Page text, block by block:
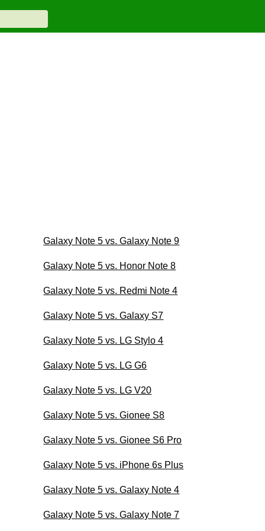
Galaxy Note 5 vs. Galaxy Note 9
Galaxy Note 5 vs. Honor Note 8
Galaxy Note 5 vs. Redmi Note 4
Galaxy Note 5 vs. Galaxy S7
Galaxy Note 5 vs. LG Stylo 4
Galaxy Note 5 vs. LG G6
Galaxy Note 5 vs. LG V20
Galaxy Note 5 vs. Gionee S8
Galaxy Note 5 vs. Gionee S6 Pro
Galaxy Note 5 vs. iPhone 6s Plus
Galaxy Note 5 vs. Galaxy Note 4
Galaxy Note 5 vs. Galaxy Note 7